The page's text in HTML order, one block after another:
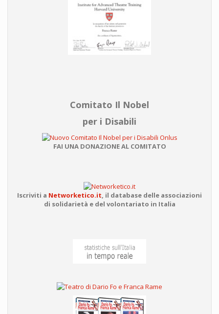
Comitato Il Nobel
per i Disabili
FAI UNA DONAZIONE AL COMITATO
Iscriviti a Networketico.it, il database delle associazioni
di solidarietà e del volontariato in Italia